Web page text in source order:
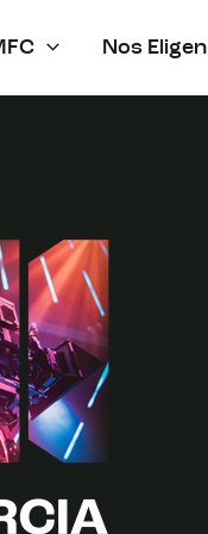
Nos Eligen